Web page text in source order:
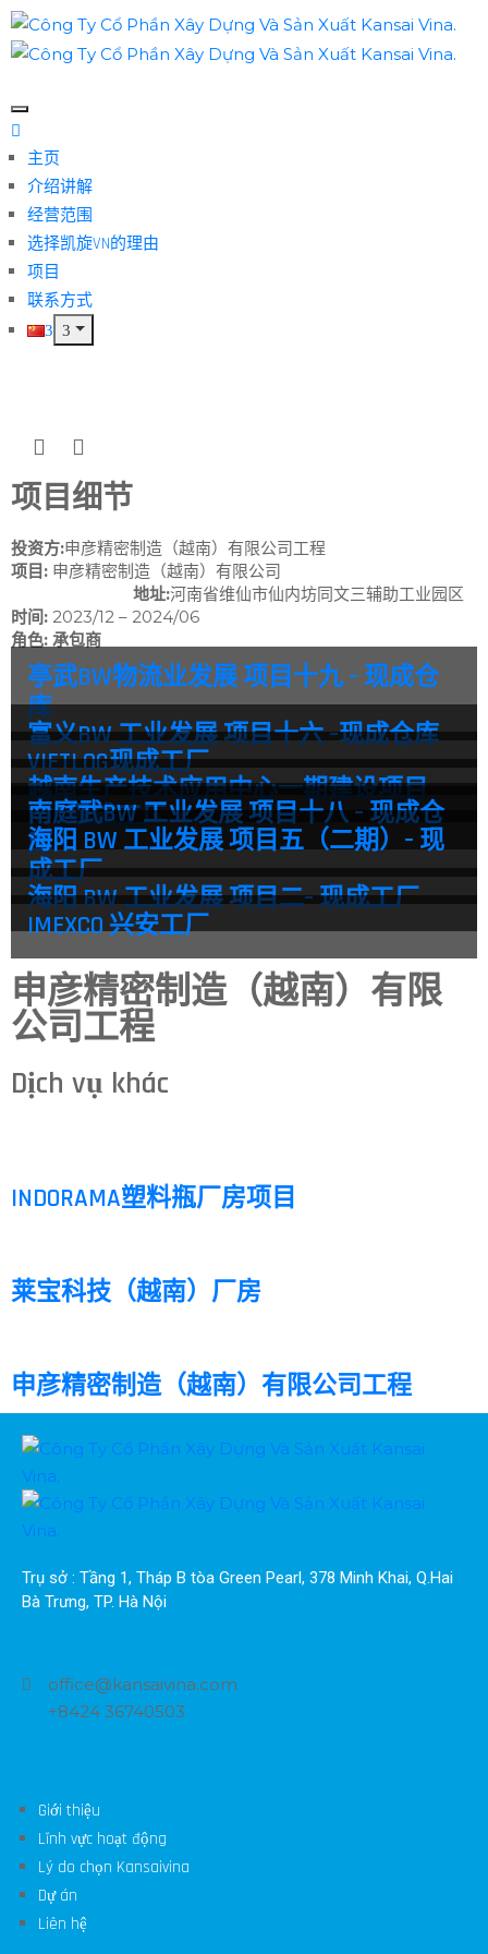
主页
介绍讲解
经营范围
选择凯旋VN的理由
项目
联系方式
项目细节
投资方:申彦精密制造（越南）有限公司工程
项目: 申彦精密制造（越南）有限公司
地址:河南省维仙市仙内坊同文三辅助工业园区
时间: 2023/12 – 2024/06
角色: 承包商
亭武BW物流业发展 项目十九 – 现成仓
库
富义BW 工业发展 项目十六 –现成仓库
VIETLOG现成工厂
越南生产技术应用中心一期建设项目
KTG现成工厂
南庭武BW 工业发展 项目十八 – 现成仓
库
海阳 BW 工业发展 项目五（二期）– 现
成工厂
海阳 BW 工业发展 项目二– 现成工厂
IMEXCO 兴安工厂
申彦精密制造（越南）有限
公司工程
Dịch vụ khác
INDORAMA塑料瓶厂房项目
莱宝科技（越南）厂房
申彦精密制造（越南）有限公司工程
Trụ sở : Tầng 1, Tháp B tòa Green Pearl, 378 Minh Khai, Q.Hai
Bà Trưng, TP. Hà Nội
office@kansaivina.com
+8424 36740503
Giới thiệu
Lĩnh vực hoạt động
Lý do chọn Kansaivina
Dự án
Liên hệ